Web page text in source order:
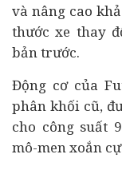
và nâng cao
thước xe thay
bản trước.
Động cơ của
phân khối cũ,
cho công suất
mô-men xoắn